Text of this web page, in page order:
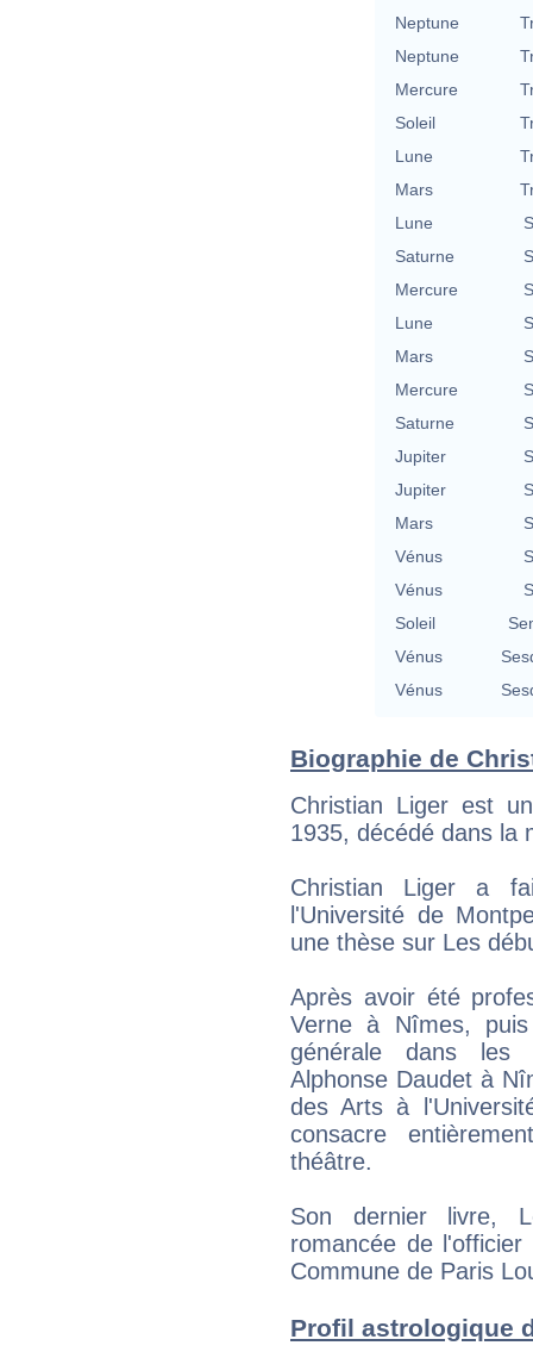
Neptune
Neptune
Mercure
Soleil
Lune
Mars
Lune
Saturne
Mercure
Lune
Mars
Mercure
Saturne
Jupiter
Jupiter
Mars
Vénus
Vénus
Soleil
Vénus
Vénus
Biographie de
Christian Liger est
1935, décédé dans la
Christian Liger a
l'Université de
une thèse sur Les
Après avoir été
Verne à Nîmes,
générale dans les
Alphonse Daudet à
des Arts à
consacre
théâtre.
Son dernier livre,
romancée de
Commune de Paris
Profil astrologique